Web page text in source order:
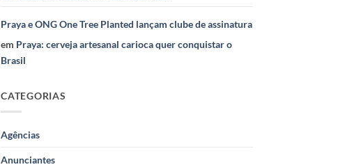
Praya e ONG One Tree Planted lançam clube de assinatura
em Praya: cerveja artesanal carioca quer conquistar o
Brasil
CATEGORIAS
Agências
Anunciantes